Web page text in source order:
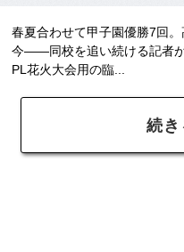
春夏合わせて甲子園優勝7回
今――同校を追い続ける記者
PL花火大会用の臨...
続